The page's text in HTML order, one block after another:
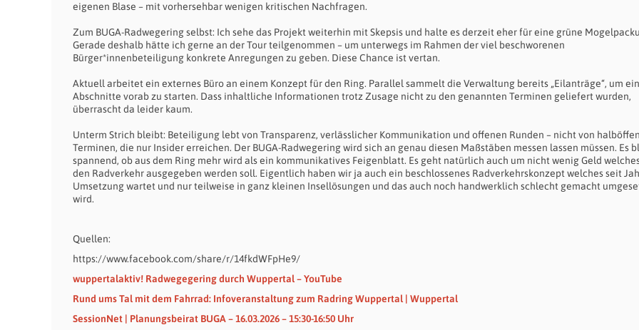
eigenen Blase – mit vorhersehbar wenigen kritischen Nachfragen.
Zum BUGA-Radwegering selbst: Ich sehe das Projekt weiterhin mit Skepsis und halte es derzeit eher für eine grüne
Gerade deshalb hätte ich gerne an der Tour teilgenommen – um unterwegs im Rahmen der viel beschworenen
Bürger*innenbeteiligung konkrete Anregungen zu geben. Diese Chance ist vertan.
Aktuell arbeitet ein externes Büro an einem Konzept für den Ring. Parallel sammelt die Verwaltung bereits „Eilanträge“, um
Abschnitte vorab zu starten. Dass inhaltliche Informationen trotz Zusage nicht zu den genannten Terminen geliefert wurden,
überrascht da leider kaum.
Unterm Strich bleibt: Beteiligung lebt von Transparenz, verlässlicher Kommunikation und offenen Runden – nicht von
Terminen, die nur Insider erreichen. Der BUGA-Radwegering wird sich an genau diesen Maßstäben messen lassen müssen. Es
spannend, ob aus dem Ring mehr wird als ein kommunikatives Feigenblatt. Es geht natürlich auch um nicht wenig Geld
den Radverkehr ausgegeben werden soll. Eigentlich haben wir ja auch ein beschlossenes Radverkehrskonzept welches seit
Umsetzung wartet und nur teilweise in ganz kleinen Insellösungen und das auch noch handwerklich schlecht gemacht
wird.
Quellen:
https://www.facebook.com/share/r/14fkdWFpHe9/
wuppertalaktiv! Radwegegering durch Wuppertal – YouTube
Rund ums Tal mit dem Fahrrad: Infoveranstaltung zum Radring Wuppertal | Wuppertal
SessionNet | Planungsbeirat BUGA – 16.03.2026 – 15:30-16:50 Uhr